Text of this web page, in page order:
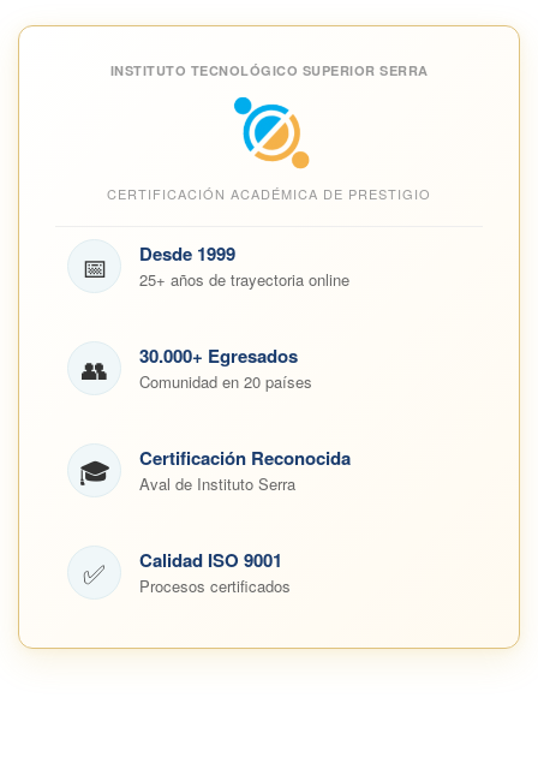
INSTITUTO TECNOLÓGICO SUPERIOR SERRA
CERTIFICACIÓN ACADÉMICA DE PRESTIGIO
📅 Desde 1999
25+ años de trayectoria online
👥 30.000+ Egresados
Comunidad en 20 países
🎓 Certificación Reconocida
Aval de Instituto Serra
✅ Calidad ISO 9001
Procesos certificados